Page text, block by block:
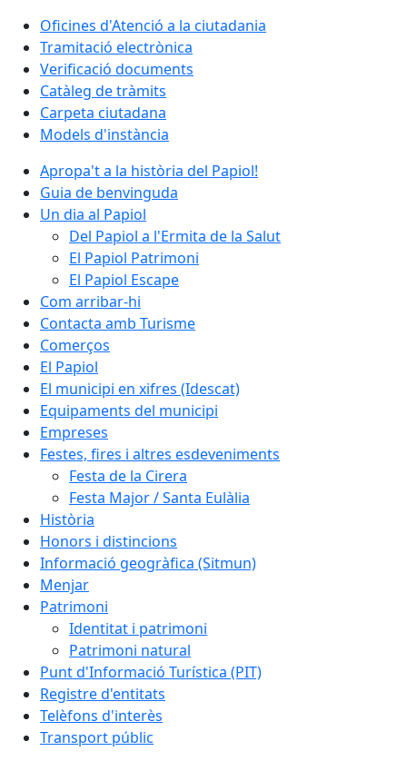
Oficines d'Atenció a la ciutadania
Tramitació electrònica
Verificació documents
Catàleg de tràmits
Carpeta ciutadana
Models d'instància
Apropa't a la història del Papiol!
Guia de benvinguda
Un dia al Papiol
Del Papiol a l'Ermita de la Salut
El Papiol Patrimoni
El Papiol Escape
Com arribar-hi
Contacta amb Turisme
Comerços
El Papiol
El municipi en xifres (Idescat)
Equipaments del municipi
Empreses
Festes, fires i altres esdeveniments
Festa de la Cirera
Festa Major / Santa Eulàlia
Història
Honors i distincions
Informació geogràfica (Sitmun)
Menjar
Patrimoni
Identitat i patrimoni
Patrimoni natural
Punt d'Informació Turística (PIT)
Registre d'entitats
Telèfons d'interès
Transport públic